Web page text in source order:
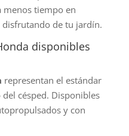
menos tiempo en
de tu jardín.
disponibles
representan el estándar
césped. Disponibles
y con